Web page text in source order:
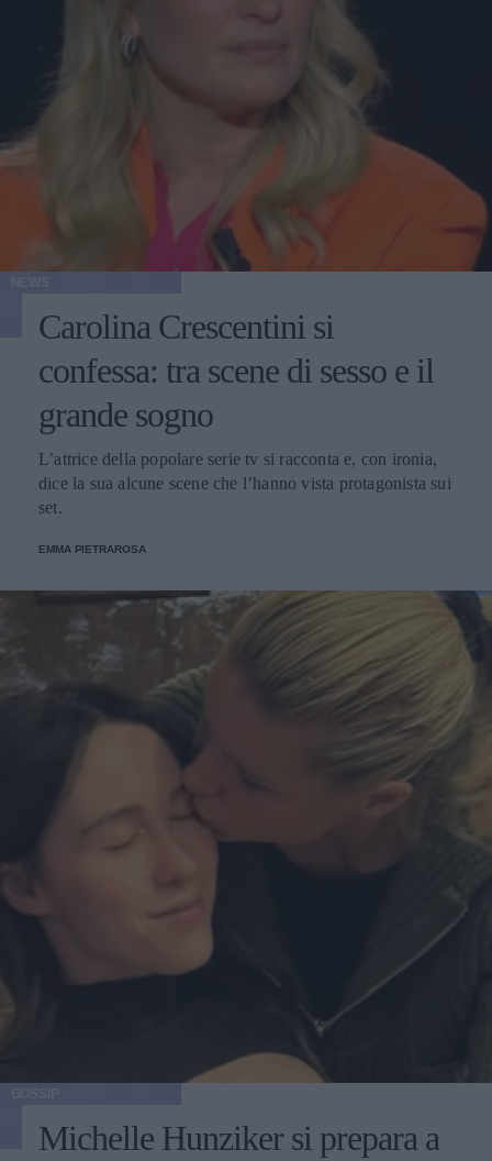
Carolina Crescentini si
confessa: tra scene di sesso e il
grande sogno
L’attrice della popolare serie tv si racconta e, con ironia,
dice la sua alcune scene che l’hanno vista protagonista sui
set.
EMMA PIETRAROSA
Michelle Hunziker si prepara a